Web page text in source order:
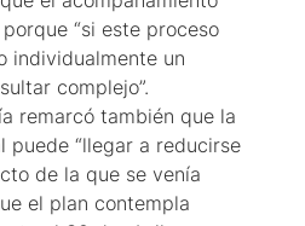
“si este proceso
individualmente un
complejo”.
remarcó también que la
puede “llegar a reducirse
de la que se venía
el plan contempla